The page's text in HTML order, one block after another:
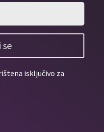
se
isključivo za